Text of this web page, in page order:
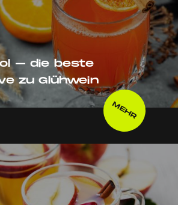
– die beste
zu Glühwein
MEHR